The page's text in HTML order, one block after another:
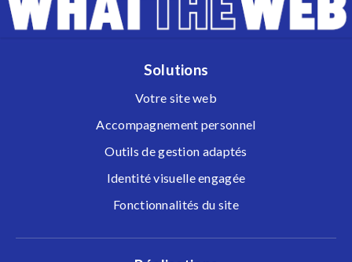
Solutions
Votre site web
Accompagnement personnel
Outils de gestion adaptés
Identité visuelle engagée
Fonctionnalités du site